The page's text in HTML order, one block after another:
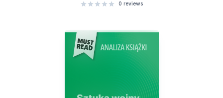
0 reviews